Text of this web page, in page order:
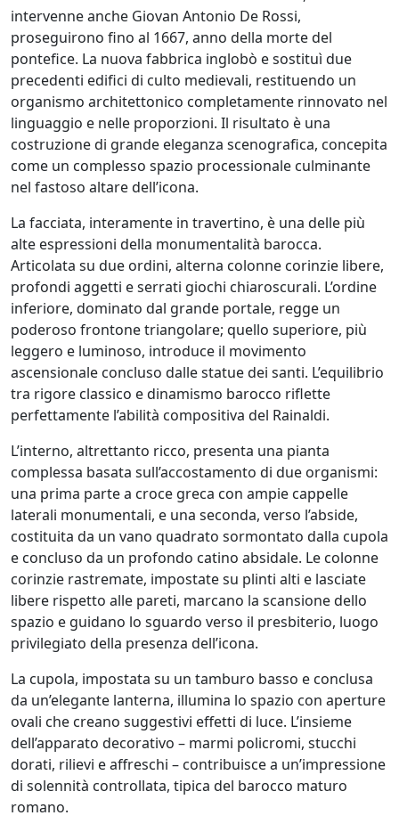
intervenne anche Giovan Antonio De Rossi,
proseguirono fino al 1667, anno della morte del
pontefice. La nuova fabbrica inglobò e sostituì due
precedenti edifici di culto medievali, restituendo un
organismo architettonico completamente rinnovato nel
linguaggio e nelle proporzioni. Il risultato è una
costruzione di grande eleganza scenografica, concepita
come un complesso spazio processionale culminante
nel fastoso altare dell’icona.
La facciata, interamente in travertino, è una delle più
alte espressioni della monumentalità barocca.
Articolata su due ordini, alterna colonne corinzie libere,
profondi aggetti e serrati giochi chiaroscurali. L’ordine
inferiore, dominato dal grande portale, regge un
poderoso frontone triangolare; quello superiore, più
leggero e luminoso, introduce il movimento
ascensionale concluso dalle statue dei santi. L’equilibrio
tra rigore classico e dinamismo barocco riflette
perfettamente l’abilità compositiva del Rainaldi.
L’interno, altrettanto ricco, presenta una pianta
complessa basata sull’accostamento di due organismi:
una prima parte a croce greca con ampie cappelle
laterali monumentali, e una seconda, verso l’abside,
costituita da un vano quadrato sormontato dalla cupola
e concluso da un profondo catino absidale. Le colonne
corinzie rastremate, impostate su plinti alti e lasciate
libere rispetto alle pareti, marcano la scansione dello
spazio e guidano lo sguardo verso il presbiterio, luogo
privilegiato della presenza dell’icona.
La cupola, impostata su un tamburo basso e conclusa
da un’elegante lanterna, illumina lo spazio con aperture
ovali che creano suggestivi effetti di luce. L’insieme
dell’apparato decorativo – marmi policromi, stucchi
dorati, rilievi e affreschi – contribuisce a un’impressione
di solennità controllata, tipica del barocco maturo
romano.